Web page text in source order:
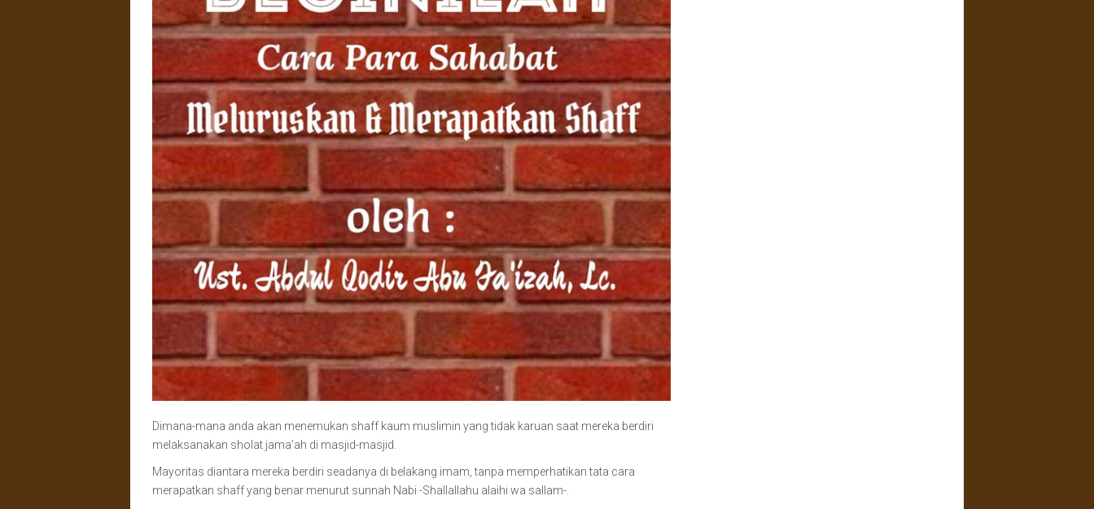
Dimana-mana anda akan menemukan shaff kaum muslimin yang tidak karuan saat mereka berdiri
melaksanakan sholat jama’ah di masjid-masjid.
Mayoritas diantara mereka berdiri seadanya di belakang imam, tanpa memperhatikan tata cara
merapatkan shaff yang benar menurut sunnah Nabi -Shallallahu alaihi wa sallam-.